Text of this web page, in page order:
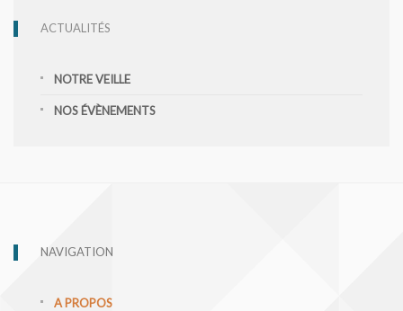
ACTUALITÉS
NOTRE VEILLE
NOS ÉVÈNEMENTS
NAVIGATION
A PROPOS